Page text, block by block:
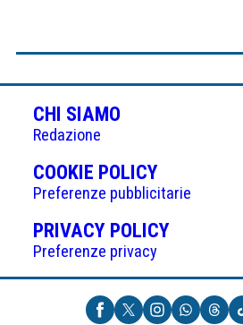
CHI SIAMO
Redazione
COOKIE POLICY(APRE
IN
UNA
NUOVA
Preferenze pubblicitarie
PRIVACY POLICY(APRE
UNA
NUOVA
Preferenze privacy